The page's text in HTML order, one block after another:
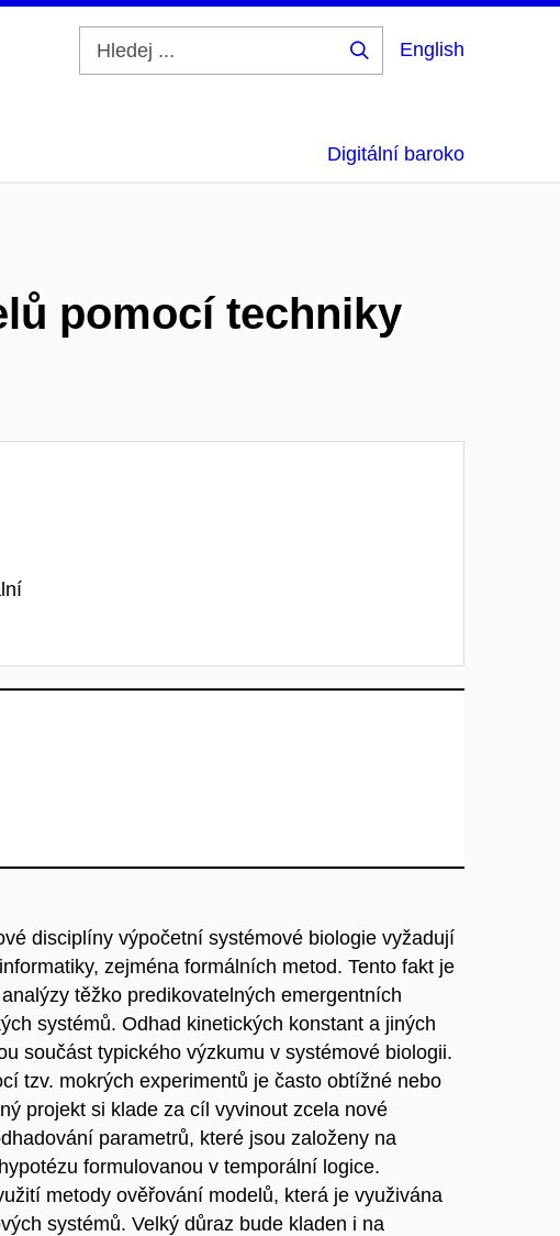
English
Digitální baroko
pomocí techniky
disciplíny výpočetní systémové biologie vyžadují
zejména formálních metod. Tento fakt je
těžko predikovatelných emergentních
systémů. Odhad kinetických konstant a jiných
součást typického výzkumu v systémové biologii.
tzv. mokrých experimentů je často obtížné nebo
projekt si klade za cíl vyvinout zcela nové
parametrů, které jsou založeny na
formulovanou v temporální logice.
metody ověřování modelů, která je využivána
systémů. Velký důraz bude kladen i na